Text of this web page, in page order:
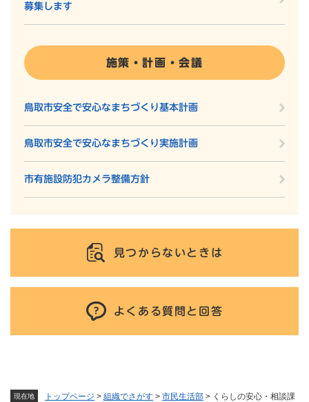
現在地 トップページ > 組織でさがす > 市民生活部 > くらしの安心・相談課
募集します
施策・計画・会議
鳥取市安全で安心なまちづくり基本計画
鳥取市安全で安心なまちづくり実施計画
市有施設防犯カメラ整備方針
見つからないときは
よくある質問と回答